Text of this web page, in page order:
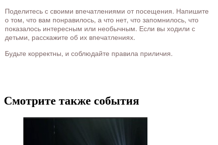
Поделитесь с своими впечатлениями от посещения. Напишите
о том, что вам понравилось, а что нет, что запомнилось, что
показалось интересным или необычным. Если вы ходили с
детьми, расскажите об их впечатлениях.
Будьте корректны, и соблюдайте правила приличия.
Смотрите также события